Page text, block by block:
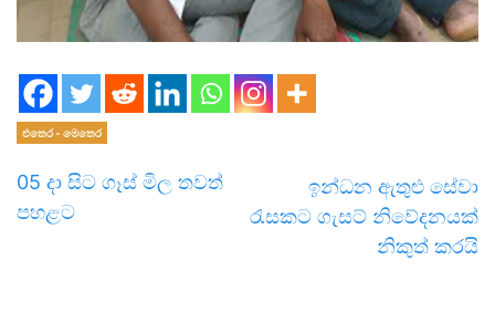
එතෙර - මෙතෙර
05 දා සිට ගෑස් මිල තවත්
පහළට
ඉන්ධන ඇතුළු සේවා
රැසකට ගැසට් නිවේදනයක්
නිකුත් කරයි